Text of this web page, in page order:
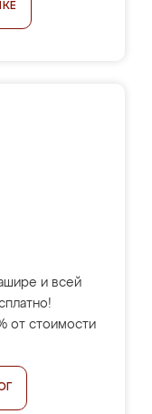
и всей
от стоимости